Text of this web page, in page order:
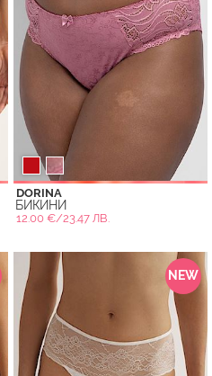
DORINA
БИКИНИ
12.00 €/23.47 ЛВ.
NEW